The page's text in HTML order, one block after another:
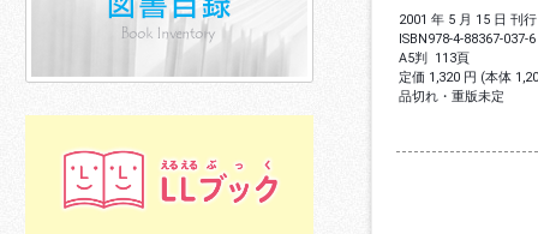
2001 年 5 月 15 日 刊行
ISBN978-4-88367-037-6
A5判 113頁
定価 1,320 円 (本体
品切れ・重版未定